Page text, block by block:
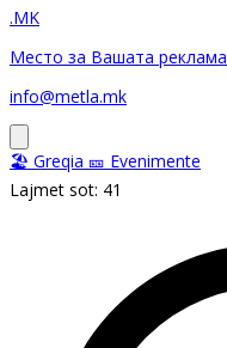
.MK
Место за Вашата реклама
info@metla.mk
🏖️ Greqia 🎫 Evenimente
Lajmet sot: 41